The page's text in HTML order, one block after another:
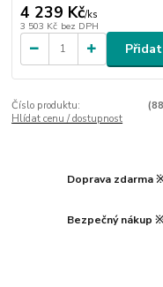
4 239 Kč/ks
3 503 Kč bez DPH
Číslo produktu:
Hlídat cenu / dostupnost
Doprava zdarma
Bezpečný nákup